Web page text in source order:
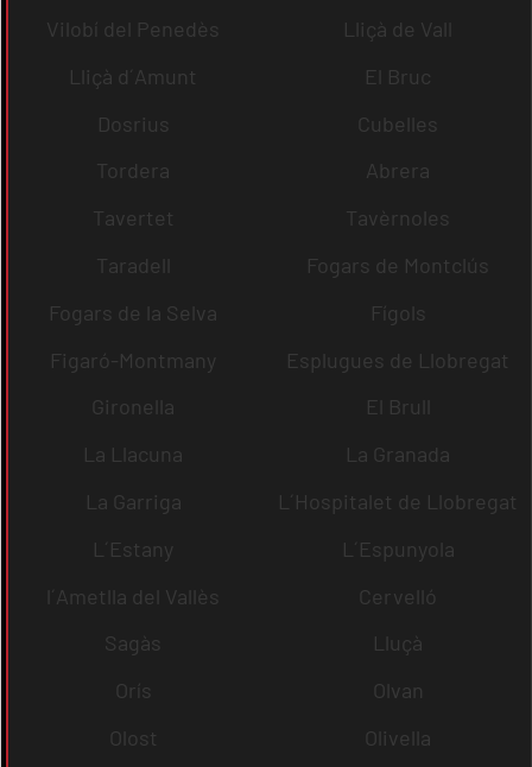
Vilobí del Penedès
Lliçà de Vall
Lliçà d´Amunt
El Bruc
Dosrius
Cubelles
Tordera
Abrera
Tavertet
Tavèrnoles
Taradell
Fogars de Montclús
Fogars de la Selva
Fígols
Figaró-Montmany
Esplugues de Llobregat
Gironella
El Brull
La Llacuna
La Granada
La Garriga
L´Hospitalet de Llobregat
L´Estany
L´Espunyola
l´Ametlla del Vallès
Cervelló
Sagàs
Lluçà
Orís
Olvan
Olost
Olivella